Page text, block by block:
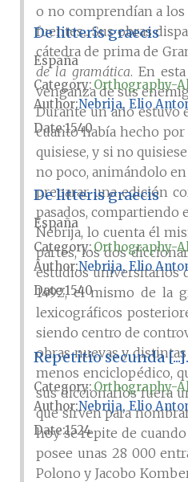
o no comprendían a los
fuentes... Sus obras
cátedra de prima de
de la gramática. En
venganza de sus
Durante un año estuvo
cuanto había hecho
quisiese, y si no
no poco, animándolo en
preparar una edición
pasados, compartiendo
Nebrija, lo cuenta él
partes, los dos
estudios universitarios
1492, el mismo de la
lexicográficos
siendo centro de
obras nuevas y
menos enciclopédico,
sus diccionarios fuera
que sirven para
hoy se repite de
posee unas 28 000
Polono y Jacobo
De litteris graecis
España
Category: Orthography-
Author Nebrija, Elio
Date1540
De litteris graecis
España
Category:Orthography-
Author Nebrija, Elio
Date1540
Repetitio secunda
Category: Orthography-
Author Nebrija, Elio
Date1524